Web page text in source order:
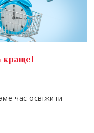
краще!
час освіжити